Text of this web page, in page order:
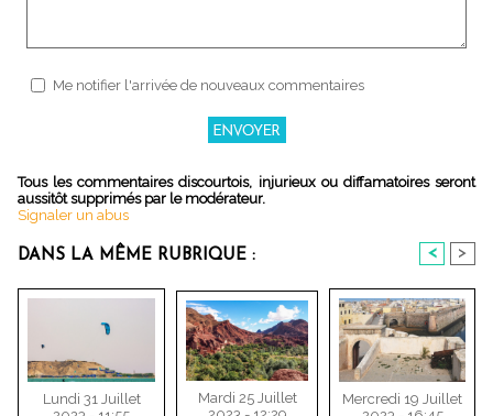
Me notifier l'arrivée de nouveaux commentaires
Tous les commentaires discourtois, injurieux ou diffamatoires seront
aussitôt supprimés par le modérateur.
Signaler un abus
DANS LA MÊME RUBRIQUE : < >
Lundi 31 Juillet
Mardi 25 Juillet
Mercredi 19 Juillet